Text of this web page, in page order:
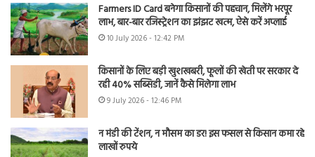
Farmers ID Card बनेगा किसानों की पहचान, मिलेंगे भरपूर
लाभ, बार-बार रजिस्ट्रेशन का झंझट खत्म, ऐसे करें अप्लाई
10 July 2026 - 12:42 PM
किसानों के लिए बड़ी खुशखबरी, फूलों की खेती पर सरकार दे
रही 40% सब्सिडी, जानें कैसे मिलेगा लाभ
9 July 2026 - 12:46 PM
न मंडी की टेंशन, न मौसम का डर! इस फसल से किसान कमा रहे
लाखों रुपये